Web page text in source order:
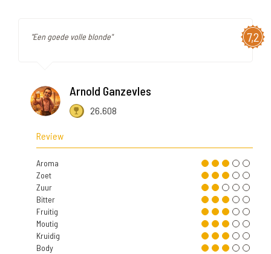
7,2
"Een goede volle blonde"
Arnold Ganzevles
26.608
Review
Aroma
Zoet
Zuur
Bitter
Fruitig
Moutig
Kruidig
Body